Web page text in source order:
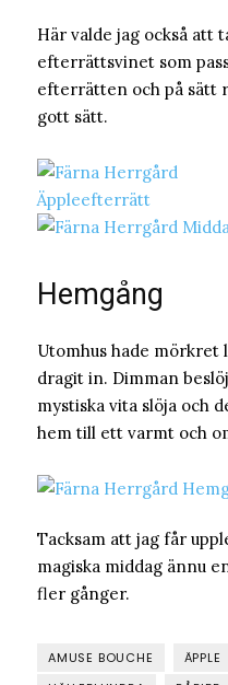
Här valde jag också att
efterrättsvinet som
efterrätten och på sätt
gott sätt.
Hemgång
Utomhus hade mörkret
dragit in. Dimman
mystiska vita slöja och
hem till ett varmt och
Tacksam att jag får
magiska middag ännu
fler gånger.
AMUSE BOUCHE ÄPPLE